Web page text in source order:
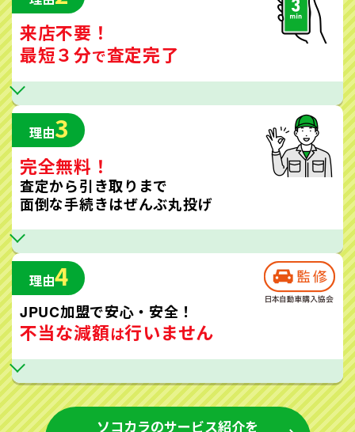
来店不要！
最短３分で査定完了
理由3
完全無料！
査定から引き取りまで
面倒な手続きはぜんぶ丸投げ
理由4
JPUC加盟で安心・安全！
不当な減額は行いません
ソコカラのサービス紹介を